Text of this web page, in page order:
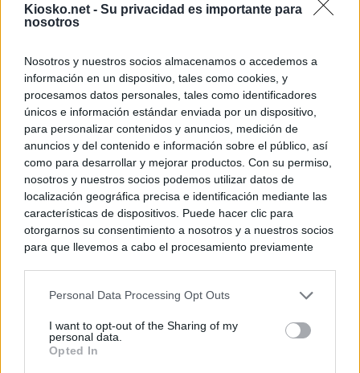
Kiosko.net - Su privacidad es importante para
nosotros
Nosotros y nuestros socios almacenamos o accedemos a
información en un dispositivo, tales como cookies, y
procesamos datos personales, tales como identificadores
únicos e información estándar enviada por un dispositivo,
para personalizar contenidos y anuncios, medición de
anuncios y del contenido e información sobre el público, así
como para desarrollar y mejorar productos. Con su permiso,
nosotros y nuestros socios podemos utilizar datos de
localización geográfica precisa e identificación mediante las
características de dispositivos. Puede hacer clic para
otorgarnos su consentimiento a nosotros y a nuestros socios
para que llevemos a cabo el procesamiento previamente
negar su consentimiento. Tenga en cuenta que algún
de su consentimiento, pero usted tiene el derecho de
rechazar tal procesamiento. Sus preferencias se aplicarán
Personal Data Processing Opt Outs
I want to opt-out of the Sharing of my
personal data.
Opted In